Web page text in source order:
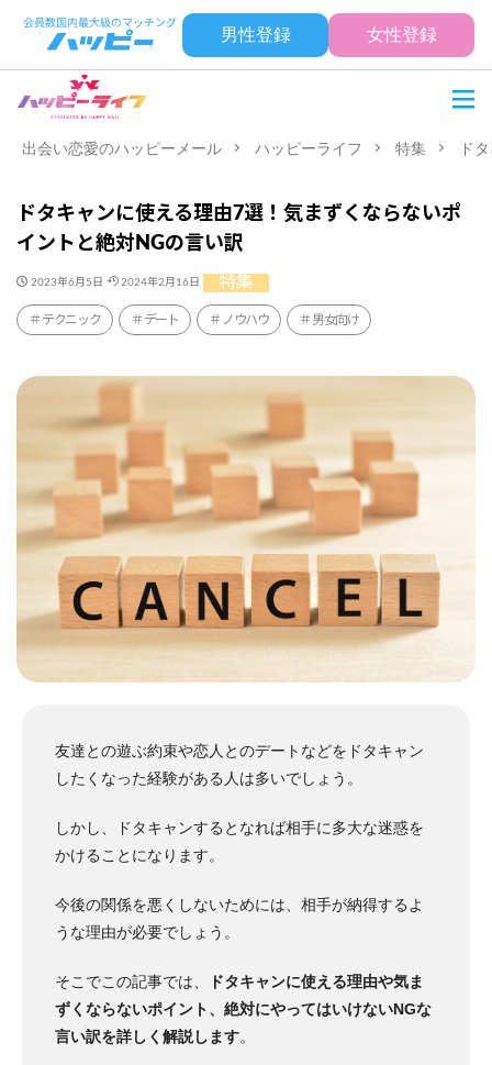
男性登録 女性登録
出会い恋愛のハッピーメール ハッピーライフ 特集 ド
ドタキャンに使える理由7選！気まずくならないポ
イントと絶対NGの言い訳
2023年6月5日 2024年2月16日 特集
テクニック デート ノウハウ 男女向け
友達との遊ぶ約束や恋人とのデートなどをドタキャン
したくなった経験がある人は多いでしょう。
しかし、ドタキャンするとなれば相手に多大な迷惑を
かけることになります。
今後の関係を悪くしないためには、相手が納得するよ
うな理由が必要でしょう。
そこでこの記事では、
ドタキャンに使える理由や気ま
ずくならないポイント、絶対にやってはいけないNGな
言い訳を詳しく解説します。